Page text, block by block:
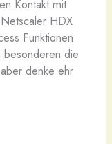
Kontakt mit
HDX
Funktionen
die
denke ehr